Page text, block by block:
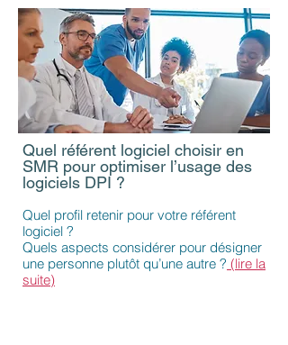
Quel référent logiciel choisir en
SMR pour optimiser l’usage des
logiciels DPI ?
Quel profil retenir pour votre référent
logiciel ?
Quels aspects considérer pour désigner
une personne plutôt qu’une autre ? (lire la
suite)